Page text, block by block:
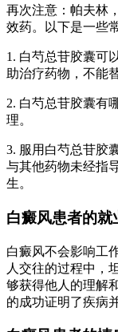
再次注意：帕夫林
效药。以下是一些
1. 白芍总苷胶囊可
助治疗药物，不能
2. 白芍总苷胶囊有
理。
3. 服用白芍总苷胶
与其他药物未经指
生。
白癜风患者的就
白癜风不会影响工
人交往的过程中，
够获得他人的理解
的成功证明了疾病